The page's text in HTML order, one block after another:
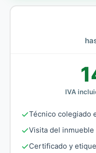
IVA
Técnico colegiado
Visita del
Certificado y